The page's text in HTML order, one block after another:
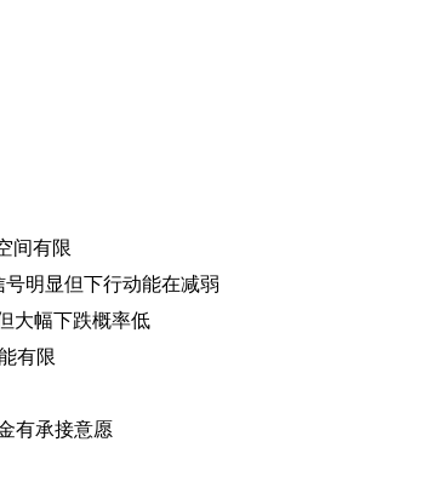
间有限
号明显但下行动能在减弱
大幅下跌概率低
有限
有承接意愿